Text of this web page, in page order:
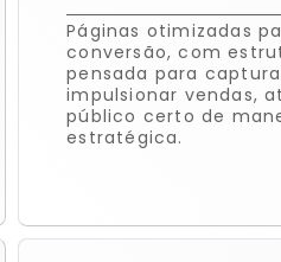
Páginas otimizadas
conversão, com
pensada para
impulsionar vendas,
público certo de
estratégica.